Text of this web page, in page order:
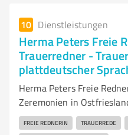
10 Dienstleistungen
Herma Peters Freie
Trauerredner -
plattdeutscher
Herma Peters Freie
Zeremonien in
FREIE REDNERIN TRAUERREDE